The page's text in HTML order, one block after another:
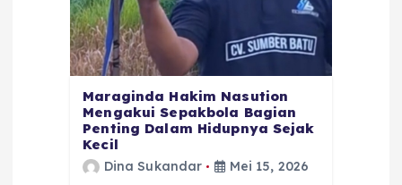
Maraginda Hakim Nasution
Mengakui Sepakbola Bagian
Penting Dalam Hidupnya Sejak
Kecil
Dina Sukandar Mei 15, 2026